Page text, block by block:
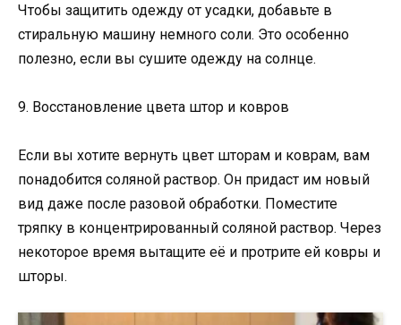
Чтобы защитить одежду от усадки, добавьте в
стиральную машину немного соли. Это особенно
полезно, если вы сушите одежду на солнце.
9. Восстановление цвета штор и ковров
Если вы хотите вернуть цвет шторам и коврам, вам
понадобится соляной раствор. Он придаст им новый
вид даже после разовой обработки. Поместите
тряпку в концентрированный соляной раствор. Через
некоторое время вытащите её и протрите ей ковры и
шторы.